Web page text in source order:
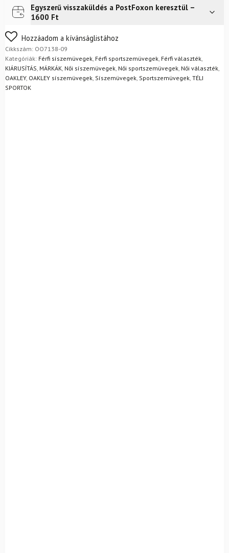
Black
Gold
24K
csere
üveg
Prizm
Iced
mennyiség
Futár a címreIngyenes
FoxPost
Egyszerű visszaküldés a PostFoxon keresztül –
1600 Ft
Nem biztos a választásában? Semmi gond – a terméket
egyszerűen visszaküldheti 14 napon belül, indoklás nélkül.
Mik a visszaküldés feltételei?
Hozzáadom a kívánságlistához
Cikkszám: OO7138-09
Kategóriák: Férfi síszemüvegek Férfi sportszemüvegek Férfi választék
KIÁRUSÍTÁS MÁRKÁK Női síszemüvegek Női sportszemüvegek Női választék
OAKLEY, OAKLEY síszemüvegek Síszemüvegek Sportszemüvegek TÉLI
SPORTOK